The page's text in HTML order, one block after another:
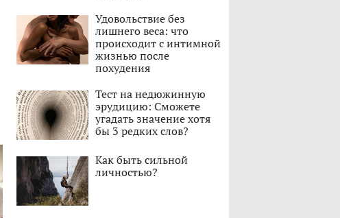
Удовольствие без
лишнего веса: что
происходит с интимной
жизнью после
похудения
Тест на недюжинную
эрудицию: Сможете
угадать значение хотя
бы 3 редких слов?
Как быть сильной
личностью?